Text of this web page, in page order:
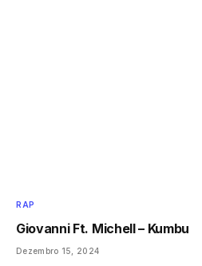
RAP
Giovanni Ft. Michell – Kumbu
Dezembro 15, 2024